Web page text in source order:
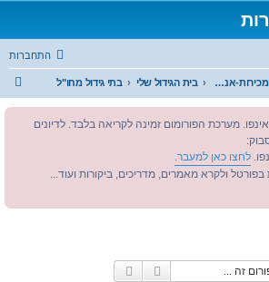
התחברות
תוכים מידע ומכירות-אנחנו כאן בשבילכם בית הגידול שלי בתי גידול מחו"ל
מערכת הפורומום זמינה לקריאה בלבד. לדיונים
לחצו כאן למעבר.
ולקרא מאמרים, מדריכים, ביקורות ועוד...
חיפוש